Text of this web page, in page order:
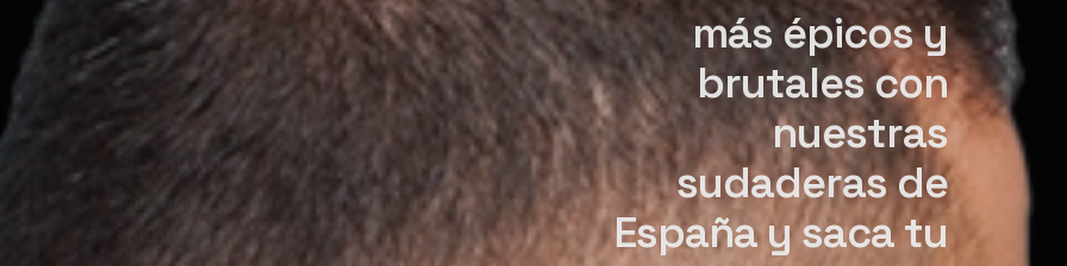
más épicos y
brutales con
nuestras
sudaderas de
España y saca tu